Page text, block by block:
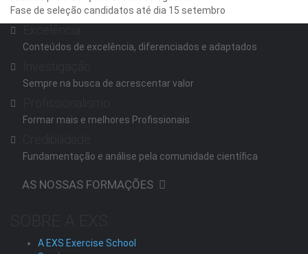
Fase de seleção candidatos até dia 15 setembro
Conteúdos de excelência, diferenciados e adaptados
Sempre na busca de acrescentar valor
Formar mais e melhores Profissionais
Fundamentação e análise pela comunidade científica
AS NOSSAS FORMAÇÕES
A EXS Exercise School